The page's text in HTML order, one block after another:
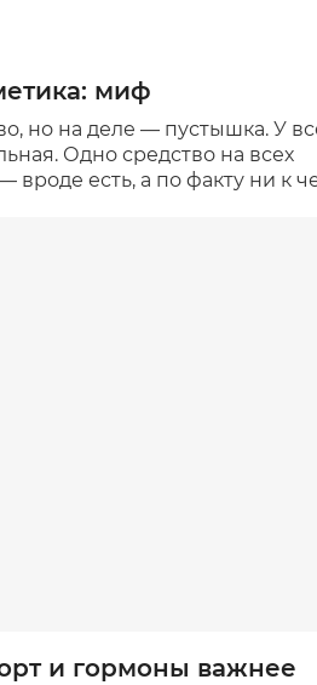
миф
но на деле — пустышка. У
Одно средство на всех
вроде есть, а по факту ни к
и гормоны важнее